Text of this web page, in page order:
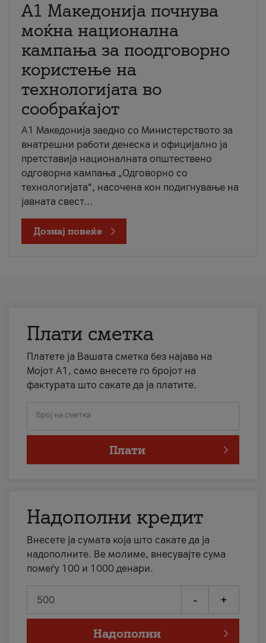
A1 Македонија почнува
моќна национална
кампања за поодговорно
користење на
технологијата во
сообраќајот
A1 Македонија заедно со Министерството за
внатрешни работи денеска и официјално ја
претставија националната општествено
одговорна кампања „Одговорно со
технологијата“, насочена кон подигнување на
јавната свест...
Дознај повеќе
Плати сметка
Платете ја Вашата сметка без најава на
Мојот А1, само внесете го бројот на
фактурата што сакате да ја платите.
Број на сметка
Плати
Надополни кредит
Внесете ја сумата која што сакате да ја
надополните. Ве молиме, внесувајте сума
помеѓу 100 и 1000 денари.
- +
Надополни